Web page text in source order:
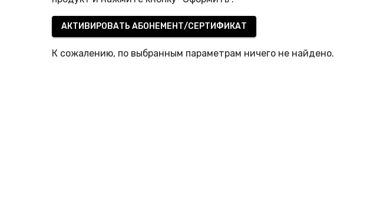
АКТИВИРОВАТЬ АБОНЕМЕНТ/СЕРТИФИКАТ
К сожалению, по выбранным параметрам ничего не найдено.